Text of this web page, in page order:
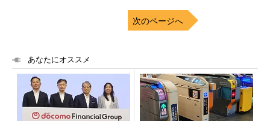
次のページへ
あなたにオススメ